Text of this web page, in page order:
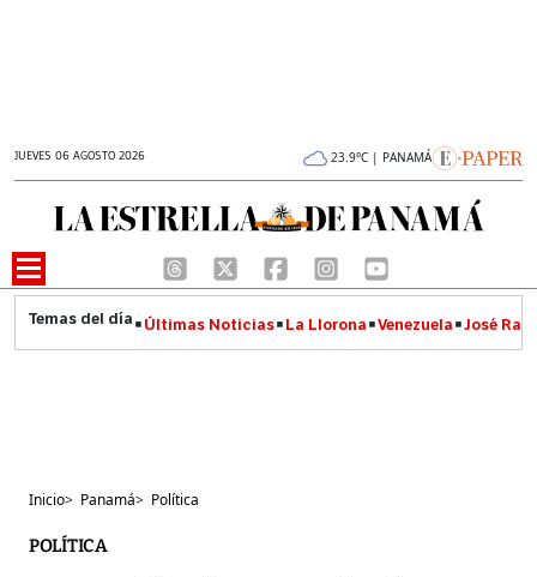
JUEVES 06 AGOSTO 2026 23.9°C | PANAMÁ
Últimas Noticias La Llorona Venezuela José
Inicio> Panamá> Política
POLÍTICA